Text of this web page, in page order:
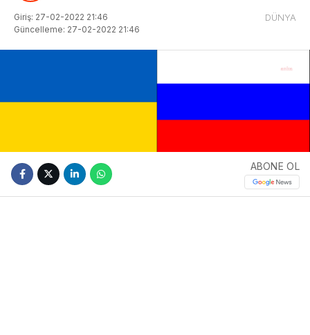
Giriş: 27-02-2022 21:46
Güncelleme: 27-02-2022 21:46
DÜNYA
ABONE OL